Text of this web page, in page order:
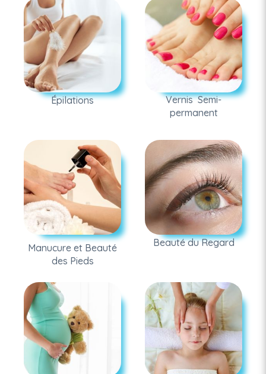
Épilations
Vernis Semi-
permanent
Manucure et Beauté
des Pieds
Beauté du Regard